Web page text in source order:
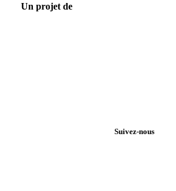
Un projet de
Suivez-nous